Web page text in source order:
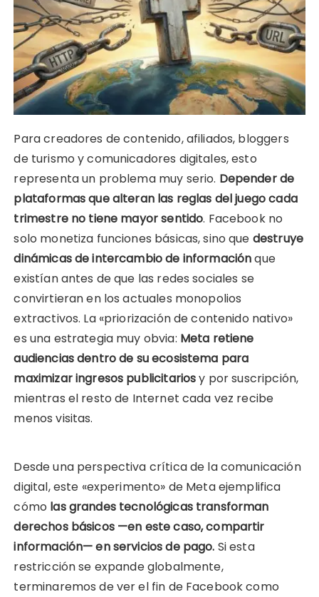
Para creadores de contenido, afiliados, bloggers
de turismo y comunicadores digitales, esto
representa un problema muy serio. Depender de
plataformas que alteran las reglas del juego cada
trimestre no tiene mayor sentido. Facebook no
solo monetiza funciones básicas, sino que destruye
dinámicas de intercambio de informaciónque
existían antes de que las redes sociales se
convirtieran en los actuales monopolios
extractivos. La «priorización de contenido nativo»
es una estrategia muy obvia: Meta retiene
audiencias dentro de su ecosistema para
maximizar ingresos publicitariosy por suscripción,
mientras el resto de Internet cada vez recibe
menos visitas.
Desde una perspectiva crítica de la comunicación
digital, este «experimento» de Meta ejemplifica
cómo las grandes tecnológicas transforman
derechos básicos —en este caso, compartir
información— en servicios de pago. Si esta
restricción se expande globalmente,
terminaremos de ver el fin de Facebook como